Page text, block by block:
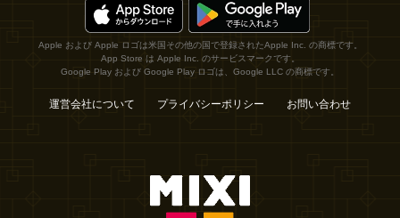
Apple および Apple ロゴは米国その他の国で登録されたApple Inc. の商標です。
App Store は Apple Inc. のサービスマークです。
Google Play および Google Play ロゴは、Google LLC の商標です。
運営会社について プライバシーポリシー お問い合わせ